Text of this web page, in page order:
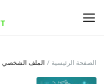
بيع
الصفحة الرئيسية الملف الشخصي